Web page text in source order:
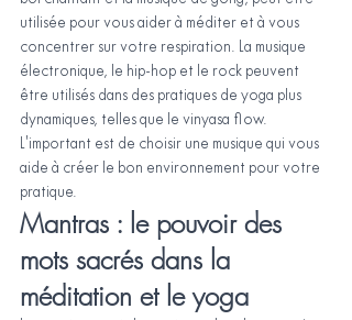
utilisée pour vous aider à méditer et à vous
concentrer sur votre respiration. La musique
électronique, le hip-hop et le rock peuvent
être utilisés dans des pratiques de yoga plus
dynamiques, telles que le vinyasa flow.
L'important est de choisir une musique qui vous
aide à créer le bon environnement pour votre
pratique.
Mantras : le pouvoir des
mots sacrés dans la
méditation et le yoga